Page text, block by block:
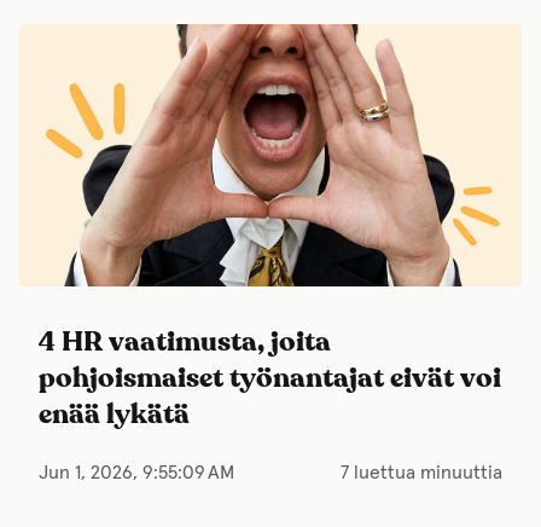
4 HR vaatimusta, joita
pohjoismaiset työnantajat eivät voi
enää lykätä
Jun 1, 2026, 9:55:09 AM 7 luettua minuuttia